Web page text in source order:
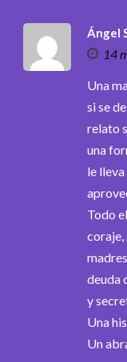
Ángel
14
Una
si se
relato
una
le
Todo
coraje,
deuda
y
Una
Un